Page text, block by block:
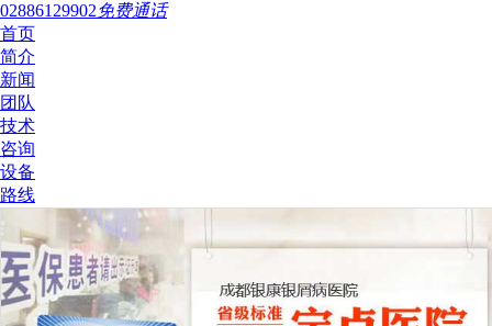
02886129902免费通话
首页
简介
新闻
团队
技术
咨询
设备
路线